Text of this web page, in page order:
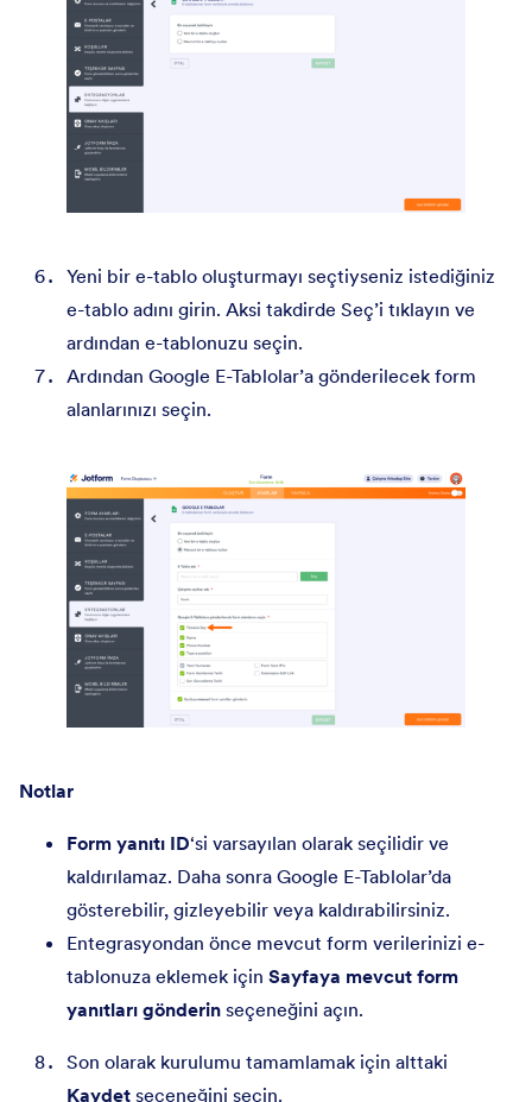
Yeni bir e-tablo oluşturmayı seçtiyseniz istediğiniz
e-tablo adını girin. Aksi takdirde Seç’i tıklayın ve
ardından e-tablonuzu seçin.
Ardından Google E-Tablolar’a gönderilecek form
alanlarınızı seçin.
Notlar
Form yanıtı ID‘si varsayılan olarak seçilidir ve
kaldırılamaz. Daha sonra Google E-Tablolar’da
gösterebilir, gizleyebilir veya kaldırabilirsiniz.
Entegrasyondan önce mevcut form verilerinizi e-
tablonuza eklemek için Sayfaya mevcut form
yanıtları gönderin seçeneğini açın.
Son olarak kurulumu tamamlamak için alttaki
Kaydet seçeneğini seçin.